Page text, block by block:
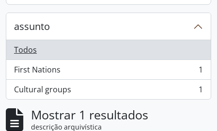
assunto
Todos
First Nations
, 1 resultados
1
Cultural groups
, 1 resultados 1
Mostrar 1 resultados
descrição arquivística